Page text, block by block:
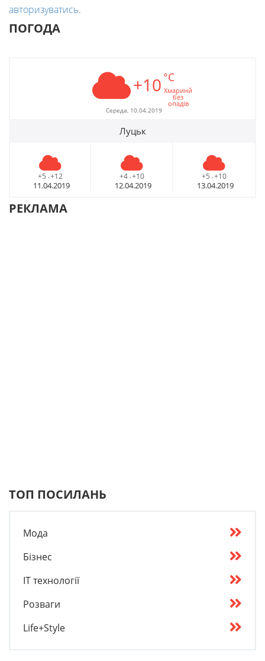
авторизуватись.
ПОГОДА
+10 °C
Хмаринй
без
опадів
Середа, 10.04.2019
Луцьк
+5 - +12
11.04.2019
+4 - +10
12.04.2019
+5 - +10
13.04.2019
РЕКЛАМА
ТОП ПОСИЛАНЬ
Мода
Бізнес
IT технології
Розваги
Life+Style